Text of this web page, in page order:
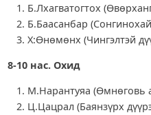
Б.Лхагватогтох
Б.Баасанбар
Х:Өнөмөнх
8-10 нас. Охид
М.Нарантуяа
Ц.Цацрал